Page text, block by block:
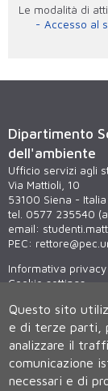
Le modalità di
Accesso al
Dipartimento
dell'ambiente
Ufficio servizi agli
Via Mattioli, 10
53100 Siena - Italia
tel. 0577 235540
email:
PEC:
Informativa privacy
Cookie settings
Virtual tour
WiFi - unisiWireless
Questo sito
e di terze parti,
analizzare il
comunicazione
necessari e di